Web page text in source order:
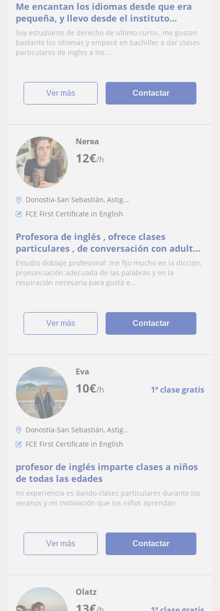
Me encantan los idiomas desde que era
pequeña, y llevo desde el instituto
ayudando a aquellos niños y adolescentes
a los que no les gusta tanto o no se les da
tan bien
Soy estudiante de derecho de ultimo curso , me gustan
bastante los idiomas y empecé en bachiller a dar clases
particulares de ingles a los...
ver más Contactar
12€/h
Nerea
Donostia-San Sebastián, Astig...
FCE First Certificate in English
Profesora de inglés , ofrece clases
particulares , de conversación con adultos
tanto de apoyo en los estudios para los
más jovenes
Estudio doblaje profesional ,me fijo mucho en la dicción,
pronunciación adecuada de las palabras y en la
respiración necesaria para gusta e...
ver más Contactar
10€/h 1ª clase gratis
Eva
Donostia-San Sebastián, Astig...
FCE First Certificate in English
profesor de inglés imparte clases a niños
de todas las edades
mi experiencia es dando clases particulares durante los
veranos y mi motivación que los niños aprendan
ver más Contactar
Olatz